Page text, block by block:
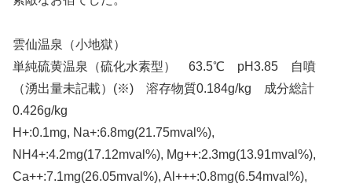
雲仙温泉（小地獄）
単純硫黄温泉（硫化水素型） 63.5℃ pH3.85 自噴
（湧出量未記載）(※) 溶存物質0.184g/kg 成分総計
0.426g/kg
H+:0.1mg, Na+:6.8mg(21.75mval%),
NH4+:4.2mg(17.12mval%), Mg++:2.3mg(13.91mval%),
Ca++:7.1mg(26.05mval%), Al+++:0.8mg(6.54mval%),